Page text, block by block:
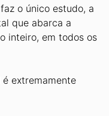
o único estudo, a
que abarca a
inteiro, em todos os
extremamente